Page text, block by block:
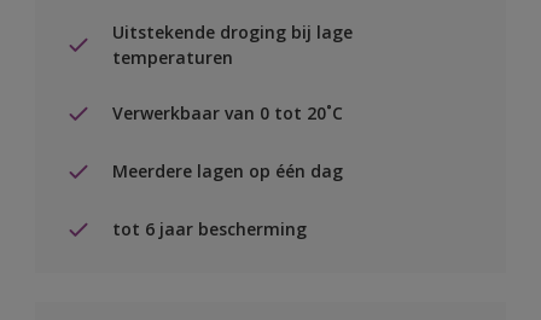
Uitstekende droging bij lage
temperaturen
Verwerkbaar van 0 tot 20˚C
Meerdere lagen op één dag
tot 6 jaar bescherming